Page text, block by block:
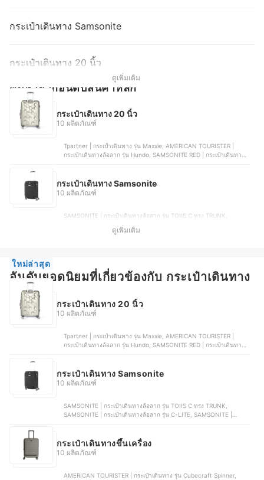
กระเป๋าเดินทาง Samsonite
กระเป๋าเดินทาง 20 นิ้ว
ดูเพิ่มเติม
ค้นหาจากอันดับสินค้าหลัก
กระเป๋าเดินทาง 20 นิ้ว
10 ผลิตภัณฑ์
Tpartner | กระเป๋าเดินทาง รุ่น Maxxie, AMERICAN TOURISTER |
กระเป๋าเดินทางล้อลาก รุ่น Hundo, SAMSONITE RED | กระเป๋าเดินทาง
กระเป๋าเดินทาง Samsonite
10 ผลิตภัณฑ์
SAMSONITE | กระเป๋าเดินทางล้อลาก รุ่น TOIIS C ทรง TRUNK,
SAMSONITE | กระเป๋าเดินทางล้อลาก รุ่น C-LITE, SAMSONITE |
กระเป๋าเดินทางแบบผ้า รุ่น B-LITE 4, SAMSONITE | กระเป๋าเดินทางล้อ
ดูเพิ่มเติม
ใหม่ล่าสุด
อันดับยอดนิยมที่เกี่ยวข้องกับ กระเป๋าเดินทาง
กระเป๋าเดินทาง 20 นิ้ว
10 ผลิตภัณฑ์
Tpartner | กระเป๋าเดินทาง รุ่น Maxxie, AMERICAN TOURISTER |
กระเป๋าเดินทางล้อลาก รุ่น Hundo, SAMSONITE RED | กระเป๋าเดินทาง
กระเป๋าเดินทาง Samsonite
10 ผลิตภัณฑ์
SAMSONITE | กระเป๋าเดินทางล้อลาก รุ่น TOIIS C ทรง TRUNK,
SAMSONITE | กระเป๋าเดินทางล้อลาก รุ่น C-LITE, SAMSONITE |
Enow Spinner
กระเป๋าเดินทางขึ้นเครื่อง
10 ผลิตภัณฑ์
AMERICAN TOURISTER | กระเป๋าเดินทาง รุ่น Cubecraft Spinner,